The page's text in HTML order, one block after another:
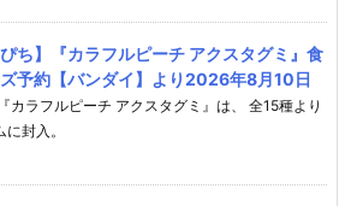
ぴち】『カラフルピーチ アクスタグミ』食
予約【バンダイ】より2026年8月10日
『カラフルピーチ アクスタグミ』は、 全15種より
封入。